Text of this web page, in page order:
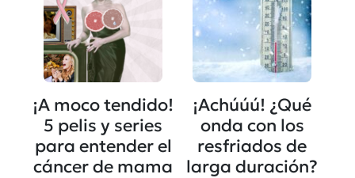
¡A moco tendido!
5 pelis y series
para entender el
cáncer de mama
¡Achúúú! ¿Qué
onda con los
resfriados de
larga duración?